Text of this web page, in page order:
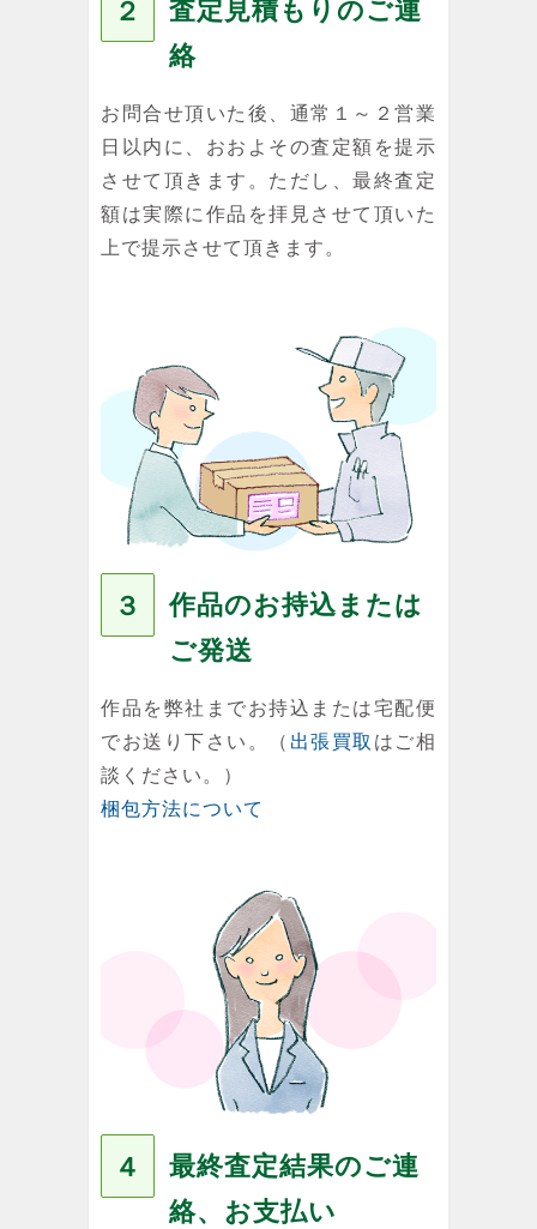
２
査定見積もりのご連
絡
お問合せ頂いた後、通常１～２営業
日以内に、おおよその査定額を提示
させて頂きます。ただし、最終査定
額は実際に作品を拝見させて頂いた
上で提示させて頂きます。
３
作品のお持込または
ご発送
作品を弊社までお持込または宅配便
でお送り下さい。（ 出張買取 はご相
談ください。）
梱包方法について
４
最終査定結果のご連
絡、お支払い